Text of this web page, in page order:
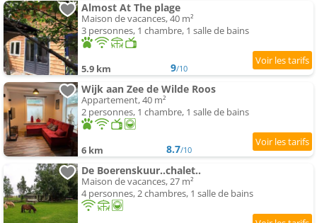
Almost At The plage
Maison de vacances, 40 m²
3 personnes, 1 chambre, 1 salle de bains
5.9 km 9/10
Wijk aan Zee de Wilde Roos
Appartement, 40 m²
2 personnes, 1 chambre, 1 salle de bains
6 km 8.7/10
De Boerenskuur..chalet..
Maison de vacances, 27 m²
4 personnes, 2 chambres, 1 salle de bains